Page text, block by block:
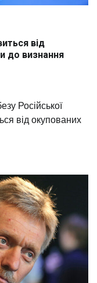
від
до визнання
Російської
від окупованих